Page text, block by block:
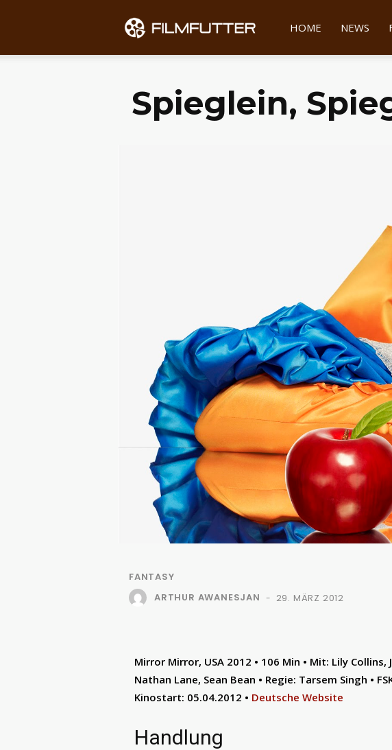
Filmfutter
HOME NEWS
Spieglein,
FANTASY
ARTHUR AWANESJAN - 29. MÄRZ 2012
Mirror Mirror, USA 2012 • 106 Min • Mit: Lily Collins,
Nathan Lane, Sean Bean • Regie: Tarsem Singh •
Kinostart: 05.04.2012 • Deutsche Website
Handlung